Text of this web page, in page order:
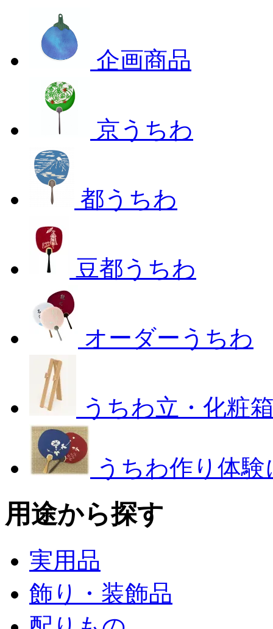
企画商品
京うちわ
都うちわ
豆都うちわ
オーダーうちわ
うちわ立・化粧
うちわ作り体
用途から探す
実用品
飾り・装飾品